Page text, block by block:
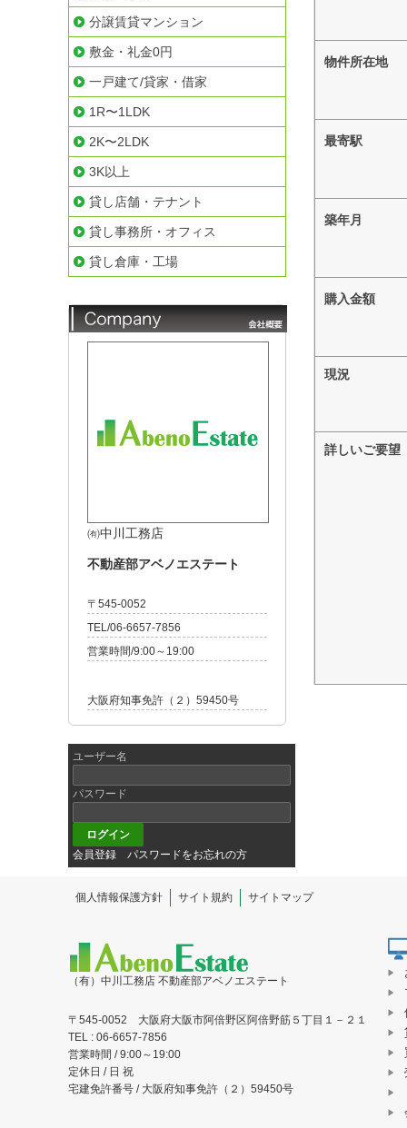
物件所在地
最寄駅
築年月
購入金額
現況
詳しいご要望
分譲賃貸マンション
敷金・礼金0円
一戸建て/貸家・借家
1R〜1LDK
2K〜2LDK
3K以上
貸し店舗・テナント
貸し事務所・オフィス
貸し倉庫・工場
㈲中川工務店
不動産部アベノエステート
〒545-0052
TEL/06-6657-7856
営業時間/9:00～19:00
大阪府知事免許（２）59450号
ユーザー名
パスワード
会員登録 パスワードをお忘れの方
個人情報保護方針 サイト規約 サイトマップ
（有）中川工務店 不動産部アベノエステート
〒545-0052 大阪府大阪市阿倍野区阿倍野筋５丁目１－２１
TEL : 06-6657-7856
営業時間 / 9:00～19:00
定休日 / 日 祝
宅建免許番号 / 大阪府知事免許（２）59450号